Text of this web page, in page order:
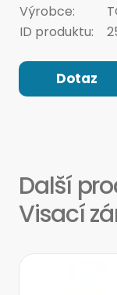
Výrobce:
ID produktu:
Dotaz
Další
Visací